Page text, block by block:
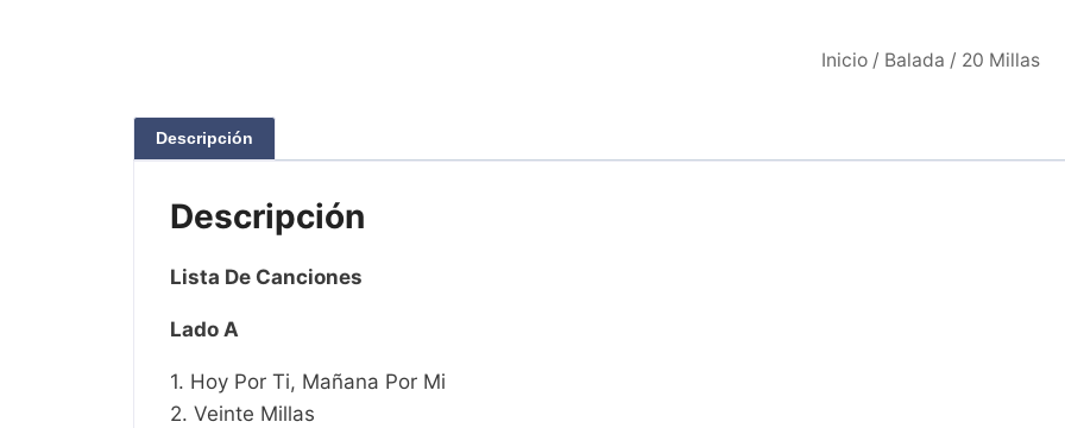
Inicio/ Balada / 20 Millas
Descripción
Descripción
Lista De Canciones
Lado A
1. Hoy Por Ti, Mañana Por Mi
2. Veinte Millas